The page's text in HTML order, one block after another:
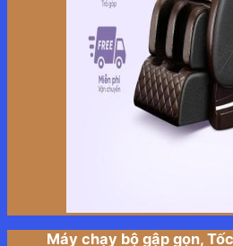
Máy chạy bộ gập gọn,